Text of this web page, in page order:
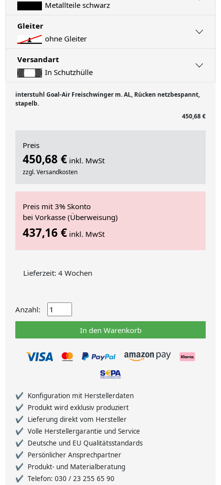
Metallteile schwarz
Gleiter
ohne Gleiter
Versandart
In Schutzhülle
interstuhl Goal-Air Freischwinger m. AL, Rücken netzbespannt,
stapelb.
450,68 €
Preis
450,68 € inkl. MwSt
zzgl. Versandkosten
Preis mit 3% Skonto
bei Vorkasse (Überweisung)
437,16 € inkl. MwSt
Lieferzeit: 4 Wochen
Anzahl:
In den Warenkorb
Konfiguration mit Herstellerdaten
Produkt wird exklusiv produziert
Lieferung direkt vom Hersteller
Volle Herstellergarantie und Service
Deutsche und EU Qualitätsstandards
Persönlicher Ansprechpartner
Produkt- und Materialberatung
Telefon: 030 / 23 255 65 90